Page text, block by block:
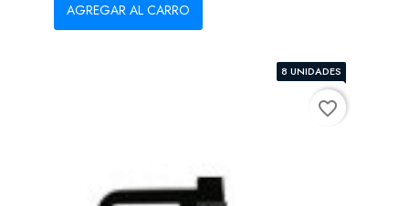
AGREGAR AL CARRO
8 UNIDADES
favorite_border